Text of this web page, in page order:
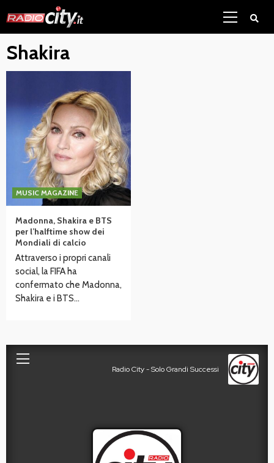
to
content
Shakira
MUSIC MAGAZINE
Madonna, Shakira e BTS
per l’halftime show dei
Mondiali di calcio
Attraverso i propri canali
social, la FIFA ha
confermato che Madonna,
Shakira e i BTS…